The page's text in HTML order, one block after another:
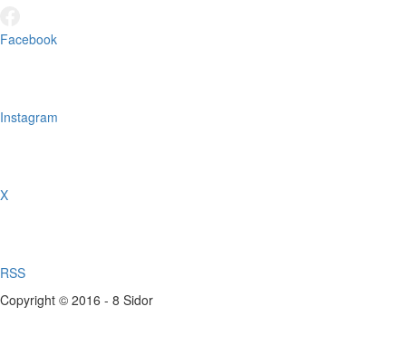
Facebook
Instagram
X
RSS
Copyright © 2016 - 8 Sidor